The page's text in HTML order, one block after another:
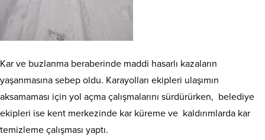
Kar ve buzlanma beraberinde maddi hasarlı kazaların
yaşanmasına sebep oldu. Karayolları ekipleri ulaşımın
aksamaması için yol açma çalışmalarını sürdürürken, belediye
ekipleri ise kent merkezinde kar küreme ve kaldırımlarda kar
temizleme çalışması yaptı.